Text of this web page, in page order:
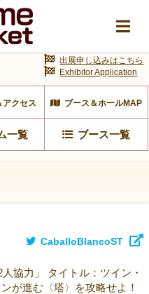
アクセス ブース＆ホールMAP
一覧 ブース一覧
出展申し込みはこちら
Exhibitor Application
CaballoBlancoST
協力」 タイトル：ツイン・
が進む〈塔〉を攻略せよ！